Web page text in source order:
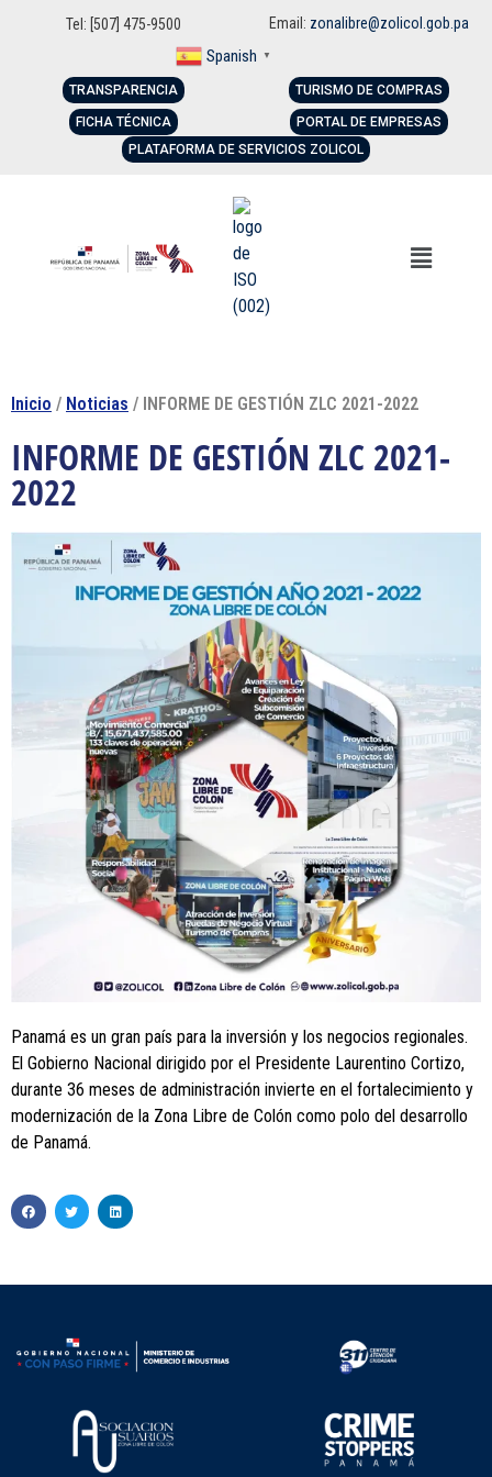
Tel: [507] 475-9500 Email: zonalibre@zolicol.gob.pa
Spanish ▼
TRANSPARENCIA
FICHA TÉCNICA
TURISMO DE COMPRAS
PORTAL DE EMPRESAS
PLATAFORMA DE SERVICIOS ZOLICOL
Inicio / Noticias / INFORME DE GESTIÓN ZLC 2021-2022
INFORME DE GESTIÓN ZLC 2021-
2022
Panamá es un gran país para la inversión y los negocios regionales.
El Gobierno Nacional dirigido por el Presidente Laurentino Cortizo,
durante 36 meses de administración invierte en el fortalecimiento y
modernización de la Zona Libre de Colón como polo del desarrollo
de Panamá.